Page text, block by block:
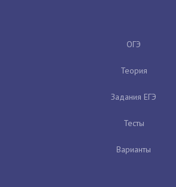
ОГЭ
Теория
Задания ЕГЭ
Тесты
Варианты